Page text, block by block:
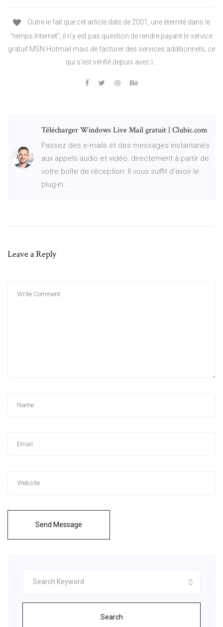
Outre le fait que cet article date de 2001, une éternité dans le
"temps Internet", il n'y est pas question de rendre payant le service
gratuit MSN Hotmail mais de facturer des services additionnels, ce
qui s'est vérifié depuis avec l…
Télécharger Windows Live Mail gratuit | Clubic.com
Passez des e-mails et des messages instantanés
aux appels audio et vidéo, directement à partir de
votre boîte de réception. Il vous suffit d'avoir le
plug-in ...
Leave a Reply
Send Message
Search